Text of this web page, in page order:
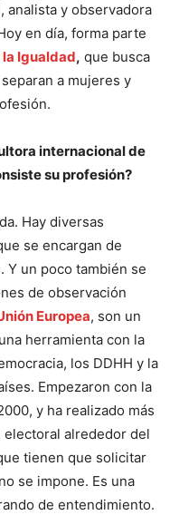
analista y observadora
en día, forma parte
Igualdad, que busca
a mujeres y
internacional de
su profesión?
Hay diversas
se encargan de
Y un poco también se
de observación
Europea, son un
herramienta con la
los DDHH y la
Empezaron con la
y ha realizado más
alrededor del
tienen que solicitar
se impone. Es una
de entendimiento.